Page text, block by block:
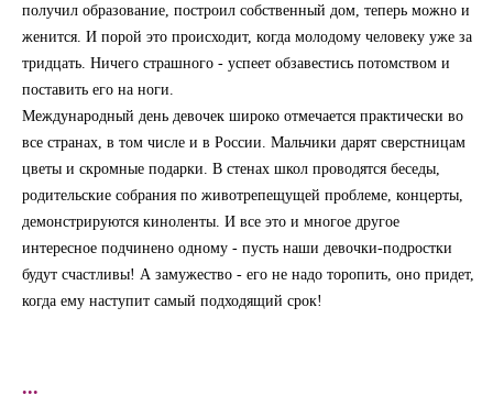
получил образование, построил собственный дом, теперь можно и
женится. И порой это происходит, когда молодому человеку уже за
тридцать. Ничего страшного - успеет обзавестись потомством и
поставить его на ноги.
Международный день девочек широко отмечается практически во
все странах, в том числе и в России. Мальчики дарят сверстницам
цветы и скромные подарки. В стенах школ проводятся беседы,
родительские собрания по животрепещущей проблеме, концерты,
демонстрируются киноленты. И все это и многое другое
интересное подчинено одному - пусть наши девочки-подростки
будут счастливы! А замужество - его не надо торопить, оно придет,
когда ему наступит самый подходящий срок!
...